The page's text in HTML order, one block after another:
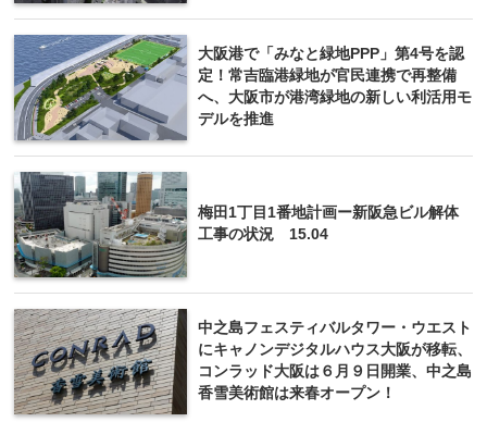
大阪港で「みなと緑地PPP」第4号を認
定！常吉臨港緑地が官民連携で再整備
へ、大阪市が港湾緑地の新しい利活用モ
デルを推進
梅田1丁目1番地計画ー新阪急ビル解体
工事の状況 15.04
中之島フェスティバルタワー・ウエスト
にキャノンデジタルハウス大阪が移転、
コンラッド大阪は６月９日開業、中之島
香雪美術館は来春オープン！